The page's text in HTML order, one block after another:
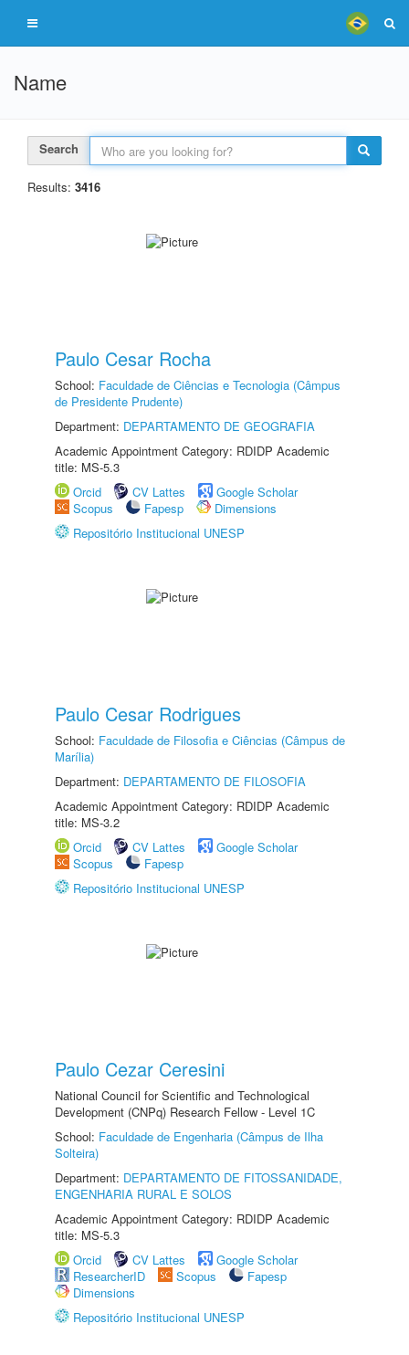
Name
Search
Results: 3416
Paulo Cesar Rocha
School: Faculdade de Ciências e Tecnologia (Câmpus
de Presidente Prudente)
Department: DEPARTAMENTO DE GEOGRAFIA
Academic Appointment Category: RDIDP Academic
title: MS-5.3
Orcid
CV Lattes
Google Scholar
Scopus
Fapesp
Dimensions
Repositório Institucional UNESP
Paulo Cesar Rodrigues
School: Faculdade de Filosofia e Ciências (Câmpus de
Marília)
Department: DEPARTAMENTO DE FILOSOFIA
Academic Appointment Category: RDIDP Academic
title: MS-3.2
Orcid
CV Lattes
Google Scholar
Scopus
Fapesp
Repositório Institucional UNESP
Paulo Cezar Ceresini
National Council for Scientific and Technological
Development (CNPq) Research Fellow - Level 1C
School: Faculdade de Engenharia (Câmpus de Ilha
Solteira)
Department: DEPARTAMENTO DE FITOSSANIDADE,
ENGENHARIA RURAL E SOLOS
Academic Appointment Category: RDIDP Academic
title: MS-5.3
Orcid
CV Lattes
Google Scholar
ResearcherID
Scopus
Fapesp
Dimensions
Repositório Institucional UNESP